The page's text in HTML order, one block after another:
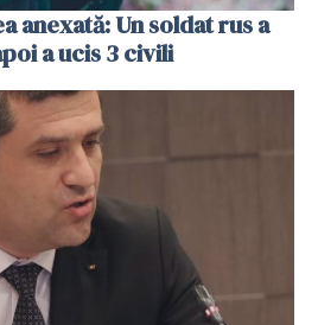
anexată: Un soldat rus a
a ucis 3 civili